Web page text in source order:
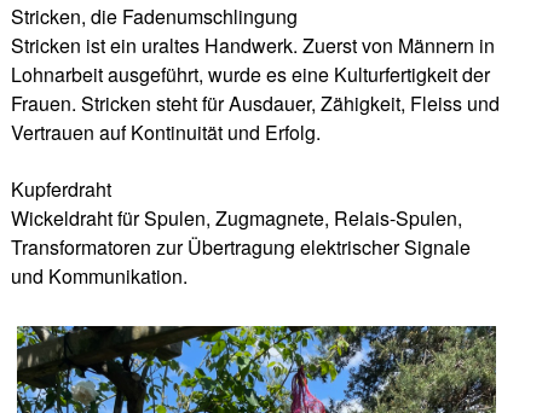
Stricken, die Fadenumschlingung
Stricken ist ein uraltes Handwerk. Zuerst von Männern in
Lohnarbeit ausgeführt, wurde es eine Kulturfertigkeit der
Frauen. Stricken steht für Ausdauer, Zähigkeit, Fleiss und
Vertrauen auf Kontinuität und Erfolg.
Kupferdraht
Wickeldraht für Spulen, Zugmagnete, Relais-Spulen,
Transformatoren zur Übertragung elektrischer Signale
und Kommunikation.